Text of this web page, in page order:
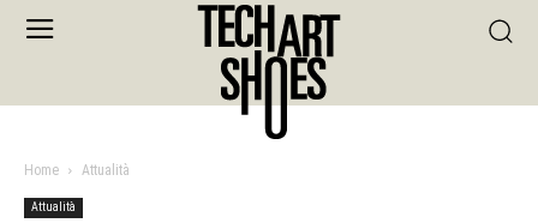
Home Attualità
Attualità